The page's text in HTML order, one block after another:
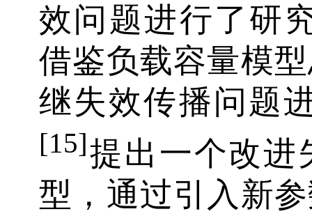
效问题进行了研
借鉴负载容量模
继失效传播问题
[15]提出一个改进
型，通过引入新